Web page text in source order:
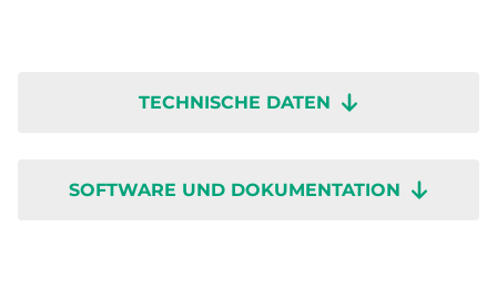
TECHNISCHE DATEN
SOFTWARE UND DOKUMENTATION